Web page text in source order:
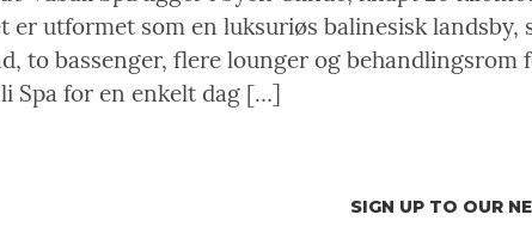
er utformet som en luksuriøs balinesisk
to bassenger, flere lounger og behandlingsrom
Spa for en enkelt dag […]
SIGN UP TO OUR